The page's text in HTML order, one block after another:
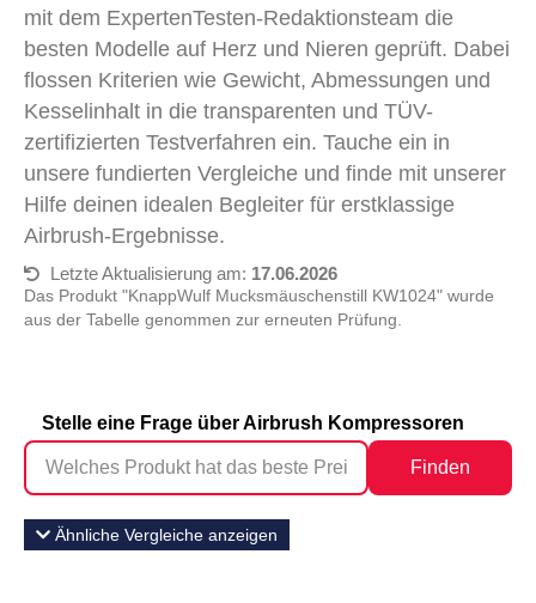
mit dem ExpertenTesten-Redaktionsteam die
besten Modelle auf Herz und Nieren geprüft. Dabei
flossen Kriterien wie Gewicht, Abmessungen und
Kesselinhalt in die transparenten und TÜV-
zertifizierten Testverfahren ein. Tauche ein in
unsere fundierten Vergleiche und finde mit unserer
Hilfe deinen idealen Begleiter für erstklassige
Airbrush-Ergebnisse.
Letzte Aktualisierung am: 17.06.2026
Das Produkt "KnappWulf Mucksmäuschenstill KW1024" wurde
aus der Tabelle genommen zur erneuten Prüfung.
Stelle eine Frage über Airbrush Kompressoren
Finden
Ähnliche Vergleiche anzeigen